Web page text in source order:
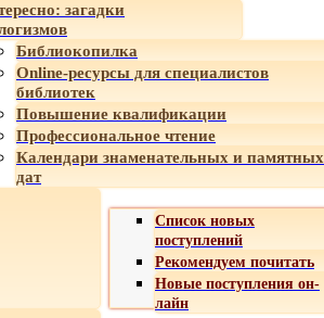
загадки
Библиокопилка
Online-ресурсы для специалистов
библиотек
Повышение квалификации
Профессиональное чтение
Календари знаменательных и памятных
дат
Список новых
поступлений
Рекомендуем почитать
Новые поступления он-
лайн